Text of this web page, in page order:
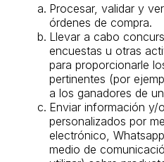
Procesar, validar y
órdenes de compra.
Llevar a cabo
encuestas u otras
para proporcionarle
pertinentes (por
a los ganadores de
Enviar información y/
personalizados por
electrónico,
medio de